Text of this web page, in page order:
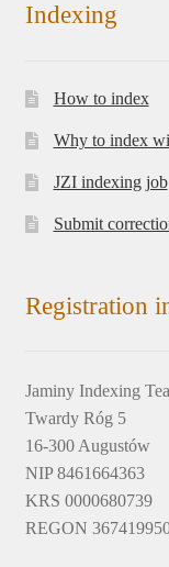
Indexing
How to index
Why to index
JZI indexing job
Submit
Registration
Jaminy Indexing
Twardy Róg 5
16-300 Augustów
NIP 8461664363
KRS 0000680739
REGON